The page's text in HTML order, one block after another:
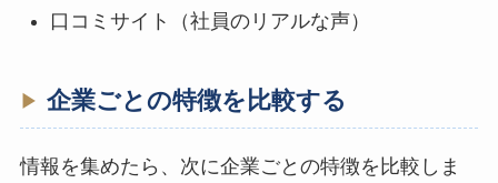
口コミサイト（社員のリアルな声）
企業ごとの特徴を比較する
情報を集めたら、次に企業ごとの特徴を比較しま